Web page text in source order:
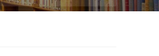
for: